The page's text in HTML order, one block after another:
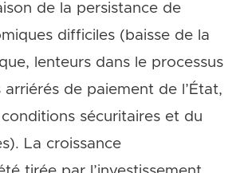
de la persistance de
difficiles (baisse de la
lenteurs dans le processus
arriérés de paiement de l’État,
sécuritaires et du
La croissance